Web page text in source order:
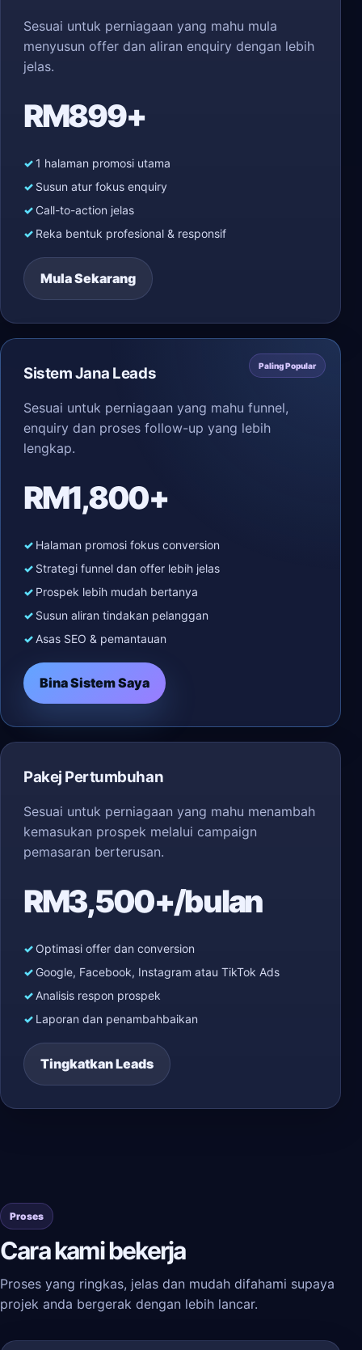
Sesuai untuk perniagaan yang mahu mula
menyusun offer dan aliran enquiry dengan lebih
jelas.
RM899+
1 halaman promosi utama
Susun atur fokus enquiry
Call-to-action jelas
Reka bentuk profesional & responsif
Mula Sekarang
Paling Popular
Sistem Jana Leads
Sesuai untuk perniagaan yang mahu funnel,
enquiry dan proses follow-up yang lebih
lengkap.
RM1,800+
Halaman promosi fokus conversion
Strategi funnel dan offer lebih jelas
Prospek lebih mudah bertanya
Susun aliran tindakan pelanggan
Asas SEO & pemantauan
Bina Sistem Saya
Pakej Pertumbuhan
Sesuai untuk perniagaan yang mahu menambah
kemasukan prospek melalui campaign
pemasaran berterusan.
RM3,500+/bulan
Optimasi offer dan conversion
Google, Facebook, Instagram atau TikTok Ads
Analisis respon prospek
Laporan dan penambahbaikan
Tingkatkan Leads
Proses
Cara kami bekerja
Proses yang ringkas, jelas dan mudah difahami supaya
projek anda bergerak dengan lebih lancar.